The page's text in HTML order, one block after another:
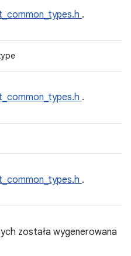
.
.
.
została wygenerowana